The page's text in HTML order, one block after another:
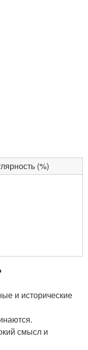
(%)
и исторические
смысл и